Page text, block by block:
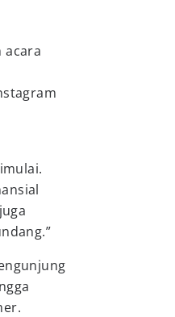
acara